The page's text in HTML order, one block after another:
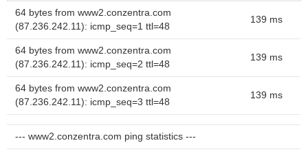
64 bytes from www2.conzentra.com
(87.236.242.11): icmp_seq=1 ttl=48
139 ms
64 bytes from www2.conzentra.com
(87.236.242.11): icmp_seq=2 ttl=48
139 ms
64 bytes from www2.conzentra.com
(87.236.242.11): icmp_seq=3 ttl=48
139 ms
--- www2.conzentra.com ping statistics ---